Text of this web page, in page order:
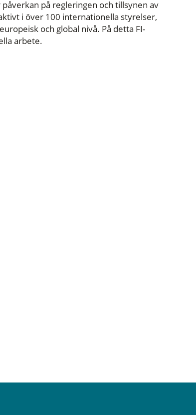
på regleringen och tillsynen av
i över 100 internationella styrelser,
och global nivå. På detta FI-
arbete.